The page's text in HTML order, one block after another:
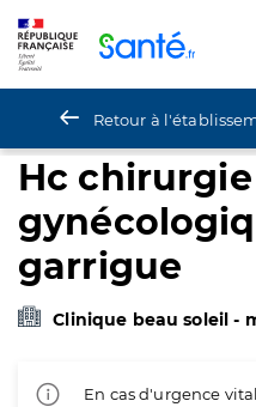
Retour à
Hc chirurgie
garrigue
Clinique beau soleil -
En cas d'urgence